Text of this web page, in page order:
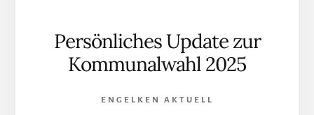
Persönliches Update zur
Kommunalwahl 2025
ENGELKEN AKTUELL